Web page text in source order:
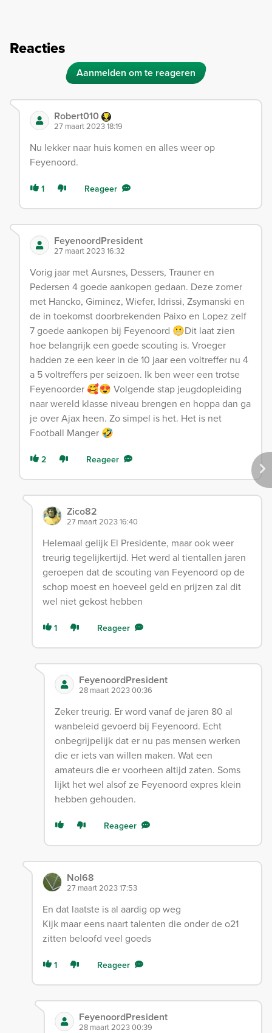
Reacties
Aanmelden om te reageren
Robert010
27 maart 2023 18:19
Nu lekker naar huis komen en alles weer op
Feyenoord.
1 Reageer
FeyenoordPresident
27 maart 2023 16:32
Vorig jaar met Aursnes, Dessers, Trauner en
Pedersen 4 goede aankopen gedaan. Deze zomer
met Hancko, Giminez, Wiefer, Idrissi, Zsymanski en
de in toekomst doorbrekenden Paixo en Lopez zelf
7 goede aankopen bij Feyenoord 😬Dit laat zien
hoe belangrijk een goede scouting is. Vroeger
hadden ze een keer in de 10 jaar een voltreffer nu 4
a 5 voltreffers per seizoen. Ik ben weer een trotse
Feyenoorder 🥰😍 Volgende stap jeugdopleiding
naar wereld klasse niveau brengen en hoppa dan ga
je over Ajax heen. Zo simpel is het. Het is net
Football Manger 🤣
2 Reageer
Zico82
27 maart 2023 16:40
Helemaal gelijk El Presidente, maar ook weer
treurig tegelijkertijd. Het werd al tientallen jaren
geroepen dat de scouting van Feyenoord op de
schop moest en hoeveel geld en prijzen zal dit
wel niet gekost hebben
1 Reageer
FeyenoordPresident
28 maart 2023 00:36
Zeker treurig. Er word vanaf de jaren 80 al
wanbeleid gevoerd bij Feyenoord. Echt
onbegrijpelijk dat er nu pas mensen werken
die er iets van willen maken. Wat een
amateurs die er voorheen altijd zaten. Soms
lijkt het wel alsof ze Feyenoord expres klein
hebben gehouden.
Reageer
Nol68
27 maart 2023 17:53
En dat laatste is al aardig op weg
Kijk maar eens naart talenten die onder de o21
zitten beloofd veel goeds
1 Reageer
FeyenoordPresident
28 maart 2023 00:39